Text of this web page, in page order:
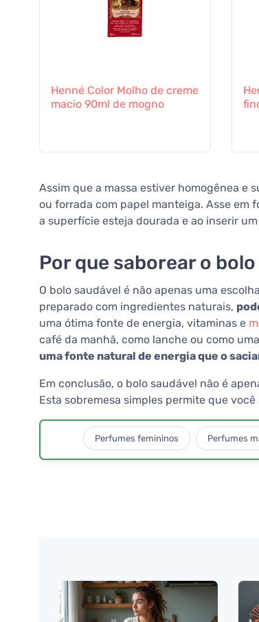
Henné Color Molho de creme
macio 90ml de mogno
Assim que a massa estiver homogênea e
ou forrada com papel manteiga. Asse em
a superfície esteja dourada e ao inserir
Por que saborear o
O bolo saudável é não apenas uma
preparado com ingredientes naturais,
uma ótima fonte de energia, vitaminas e
café da manhã, como lanche ou como
uma fonte natural de energia que o
Em conclusão, o bolo saudável não é
Esta sobremesa simples permite que
Perfumes femininos Perfumes